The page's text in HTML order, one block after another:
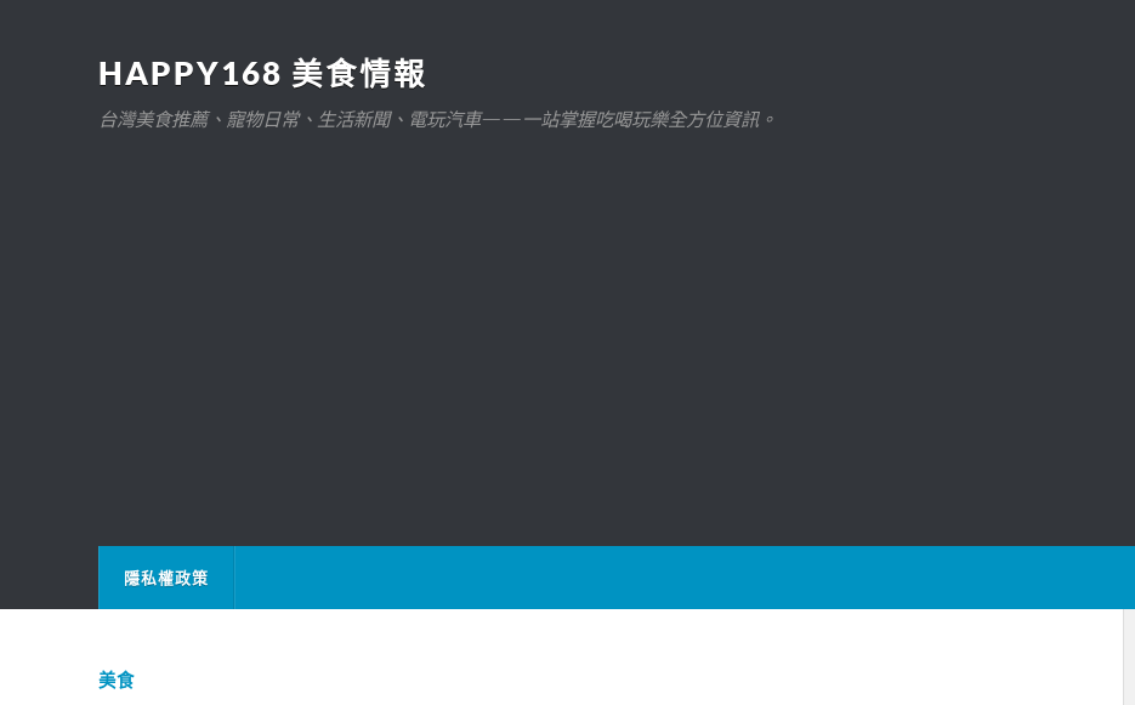
HAPPY168 美食情報
台灣美食推薦、寵物日常、生活新聞、電玩汽車——一站掌握吃喝玩樂全方位資訊。
隱私權政策
美食